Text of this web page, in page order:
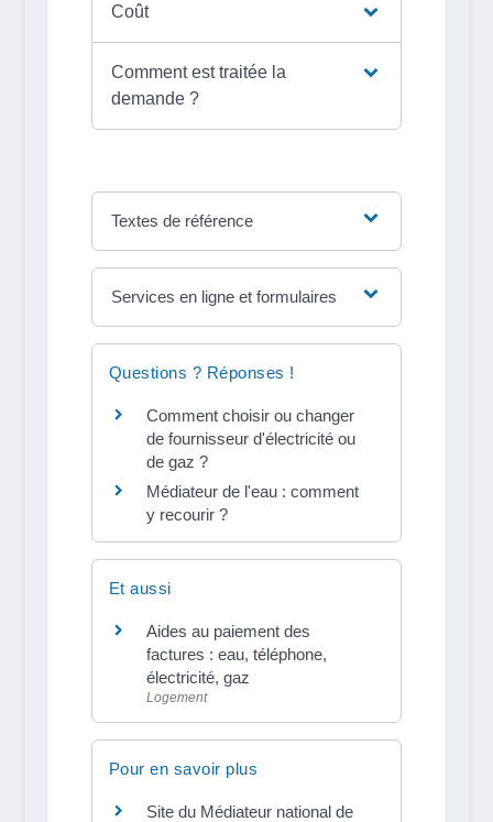
Coût
Comment est traitée la
demande ?
Textes de référence
Services en ligne et formulaires
Questions ? Réponses !
Comment choisir ou changer
de fournisseur d'électricité ou
de gaz ?
Médiateur de l'eau : comment
y recourir ?
Et aussi
Aides au paiement des
factures : eau, téléphone,
électricité, gaz
Logement
Pour en savoir plus
Site du Médiateur national de